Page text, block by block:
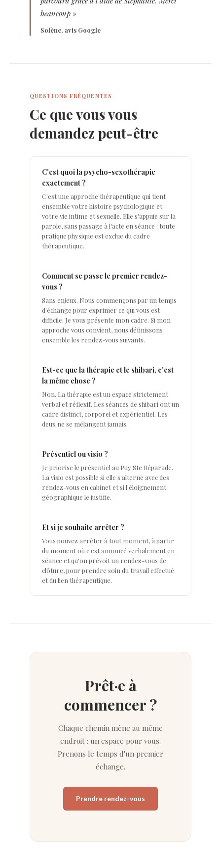
beaucoup »
Solène, avis Google
QUESTIONS FRÉQUENTES
Ce que vous vous
demandez peut-être
C'est quoi la psycho-sexothérapie
exactement ?
C'est une approche thérapeutique qui tient
ensemble votre histoire psychologique et
votre vie intime et sexuelle. Elle s'appuie sur la
parole, sans passage à l'acte en séance : toute
pratique physique est exclue du cadre
thérapeutique.
Comment se passe le premier rendez-
vous ?
Sans enjeux. Nous commençons par un temps
d'échange pour exprimer ce qui vous est
difficile. Je vous présente mon cadre. Si mon
approche vous convient, nous définissons
ensemble les rendez-vous suivants.
Est-ce que la thérapie et le shibari, c'est
la même chose ?
Non. La thérapie est un espace strictement
verbal et réflexif. Les séances de shibari ont un
cadre distinct, corporel et expérientiel. Les
deux ne se mélangent jamais.
Présentiel ou visio ?
Je priorise le présentiel au Puy Ste Réparade.
La visio est possible si elle s'alterne avec des
rendez-vous en cabinet et si l'éloignement
géographique le justifie.
Et si je souhaite arrêter ?
Vous pouvez arrêter à tout moment, à partir
du moment où c'est annoncé verbalement en
séance et qu'on prévoit un rendez-vous de
clôture, pour prendre soin du travail effectué
et du lien thérapeutique.
Prêt·e à
commencer ?
Chaque chemin mène au même
endroit : un espace pour vous.
Prenons le temps d'un premier
échange.
Prendre rendez-vous